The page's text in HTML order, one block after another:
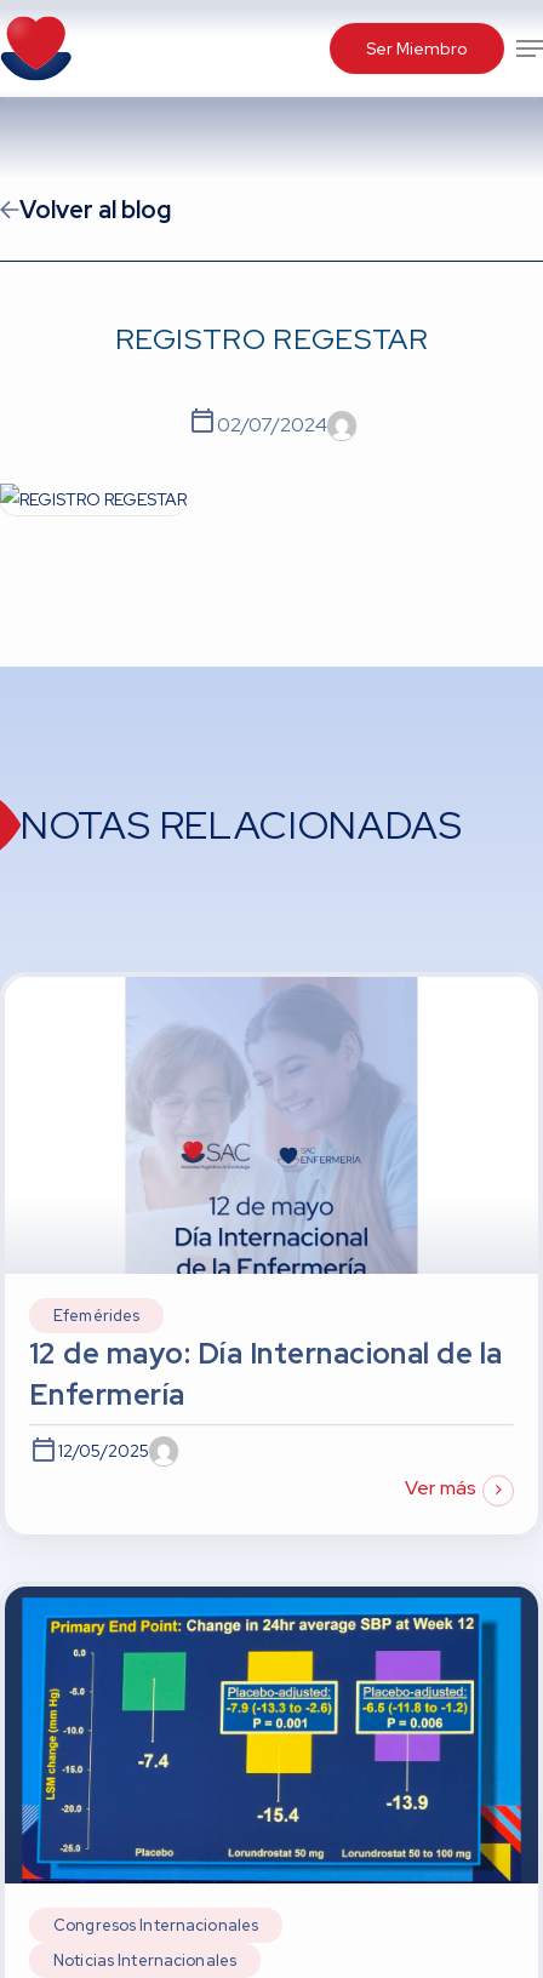
Skip
to
main
Ser Miembro
Volver al blog
REGISTRO REGESTAR
02/07/2024
NOTAS RELACIONADAS
Efemérides
12 de mayo: Día Internacional de la
Enfermería
12/05/2025
Ver más
Congresos Internacionales
Noticias Internacionales